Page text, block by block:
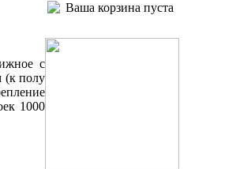
с
(к полу
1000
Ваша корзина пуста